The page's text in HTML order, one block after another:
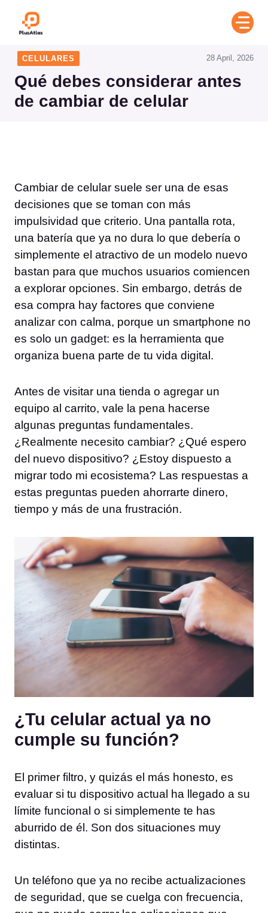
CELULARES
Qué debes considerar antes
de cambiar de celular
28 April, 2026
Cambiar de celular suele ser una de esas
decisiones que se toman con más
impulsividad que criterio. Una pantalla rota,
una batería que ya no dura lo que debería o
simplemente el atractivo de un modelo nuevo
bastan para que muchos usuarios comiencen
a explorar opciones. Sin embargo, detrás de
esa compra hay factores que conviene
analizar con calma, porque un smartphone no
es solo un gadget: es la herramienta que
organiza buena parte de tu vida digital.
Antes de visitar una tienda o agregar un
equipo al carrito, vale la pena hacerse
algunas preguntas fundamentales.
¿Realmente necesito cambiar? ¿Qué espero
del nuevo dispositivo? ¿Estoy dispuesto a
migrar todo mi ecosistema? Las respuestas a
estas preguntas pueden ahorrarte dinero,
tiempo y más de una frustración.
¿Tu celular actual ya no
cumple su función?
El primer filtro, y quizás el más honesto, es
evaluar si tu dispositivo actual ha llegado a su
límite funcional o si simplemente te has
aburrido de él. Son dos situaciones muy
distintas.
Un teléfono que ya no recibe actualizaciones
de seguridad, que se cuelga con frecuencia,